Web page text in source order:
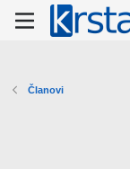
Članovi